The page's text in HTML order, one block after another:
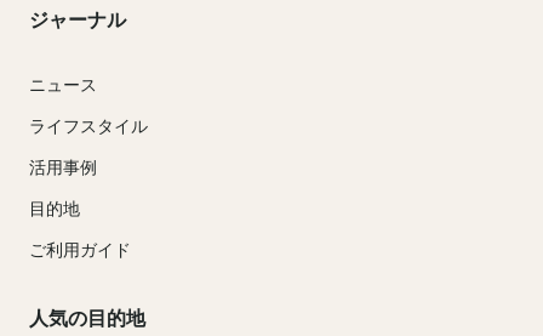
ジャーナル
ニュース
ライフスタイル
活用事例
目的地
ご利用ガイド
人気の目的地